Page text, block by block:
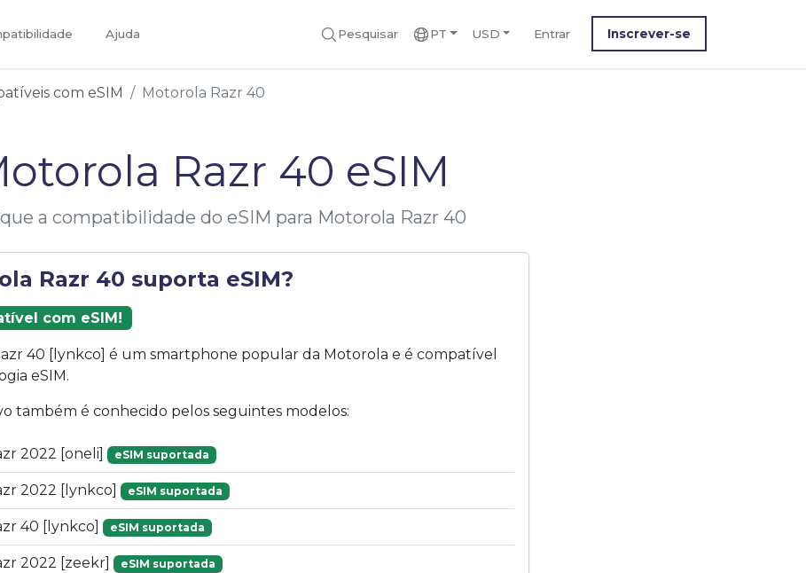
Ajuda Pesquisar PT USD Entrar Inscrever-se
com eSIM Motorola Razr 40
Razr 40 eSIM
a compatibilidade do eSIM para Motorola Razr 40
Razr 40 suporta eSIM?
com eSIM!
40 [lynkco] é um smartphone popular da Motorola e é compatível
eSIM.
também é conhecido pelos seguintes modelos:
2022 [oneli] eSIM suportada
2022 [lynkco] eSIM suportada
40 [lynkco] eSIM suportada
2022 [zeekr] eSIM suportada